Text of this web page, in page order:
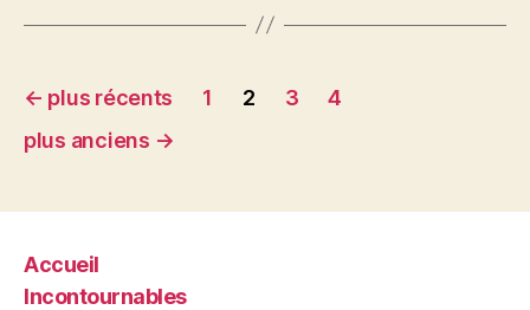
Pagination
des
← plus récents 1 2 3
4
plus anciens →
Accueil
Incontournables